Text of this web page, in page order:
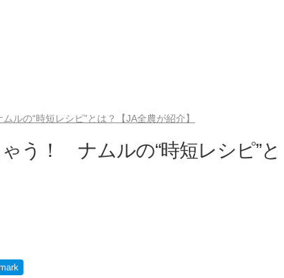
の“時短レシピ”とは？【JA全農が紹介】
う！ ナムルの“時短レシピ”と